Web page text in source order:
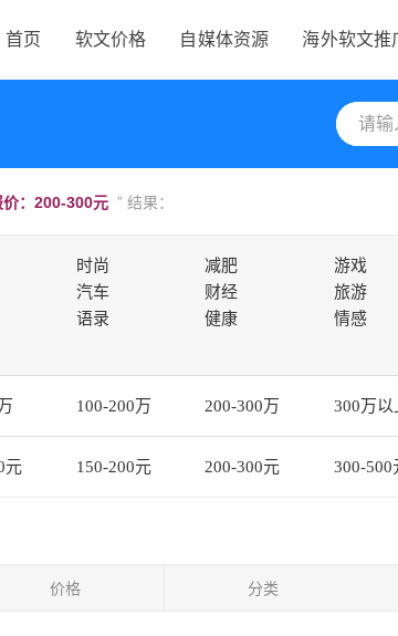
海外软文推
自媒体资源
软文价格
首页
：200-300元 ” 结果：
时尚 减肥 游戏
汽车 财经 旅游
语录 健康 情感
100-200万 200-300万 300万以
元 150-200元 200-300元 300-500
价格 分类